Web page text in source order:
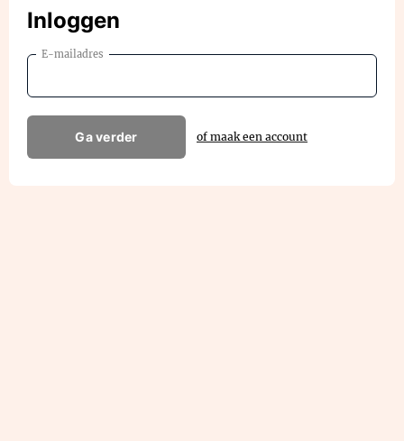
Inloggen
E-mailadres
Ga verder of maak een account